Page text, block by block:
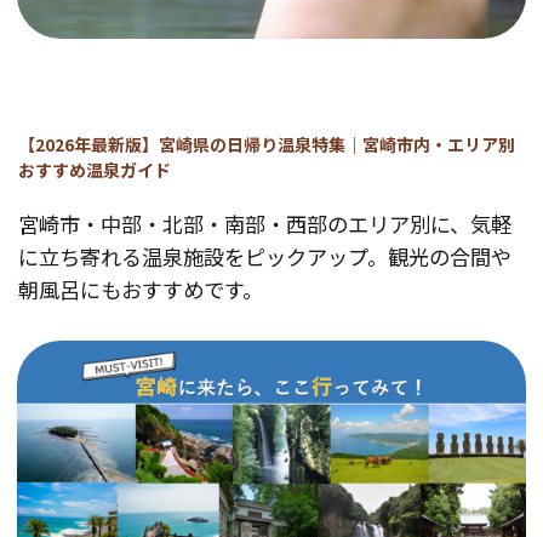
【2026年最新版】宮崎県の日帰り温泉特集｜宮崎市内・エリア別
おすすめ温泉ガイド
宮崎市・中部・北部・南部・西部のエリア別に、気軽
に立ち寄れる温泉施設をピックアップ。観光の合間や
朝風呂にもおすすめです。